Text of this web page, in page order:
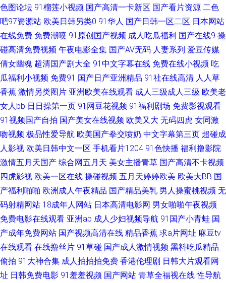
丝袜AV电影 成人av福利 欧美洲三极 亚洲妞妞综合网 国产高清av 日屄视频国
产 亚洲第一az WWW85播播 国产传媒不卡 狼友激情综合国产 超碰九色91
频 视频三级久久 在线看免费91 欧美色网螥螥 99拍99视频 久久肏你 人人操
人 亚洲成人一二三 超碰快爱 黄色91大片 天堂Av网导航 91视频在线观看 成
人自拍视频网站 午夜狼友AV 豆花97精品 日本色资源 精品亚洲第一夜 午夜剧
场av 91色情影院 岛国精品资源网站 久久草莓在线观看 国产A√ 91韩国黄色
网页 国内自拍视频95 日本Aⅴ网站 俺去也资源站 欧美变态另类在线 偷拍第二
页 91鲁视频 大香蕉九九 九一人人干 日本午夜福利影院 激情四射影院 中文
国产 国产乱子伦精品 少妇性爱av片 最新福利视频导航 肏屄剧场 后入少妇 人
妻美少妇 91传媒学生妹 美女抠逼视频 91国产首业 超碰最新导航 日韩第1页
色图论坛 91榴莲小视频 国产高清一卡新区 国产看片资源 二色
吧97资源站 欧美日韩另类0 91华人 国产日韩一区二区 日本网站
在线免费 免费潮喷 91原创国产视频 成人吃瓜福利 国产在线9 操
碰高清免费视频 午夜电影全集 国产AV无码 人妻系列 爱豆传媒
倩女幽魂 超清国产剧大全 91中文字幕在线 免费在线小视频 吃
瓜福利小视频 免费91 国产日产亚洲精品 91社在线高清 人人草
香蕉 激情另类图片 亚洲欧美在线观看 成人三级成人三级 欧美老
女人bb 日日操第一页 91网豆花视频 91福利剧场 免费影视观看
91视频国产自拍 国产美女在线视频 欧美又大 无码四虎 女同激
吻视频 极品性爱导航 欧美国产拳交喷奶 中文字幕第三页 超碰成
人影视 欧美日韩中文一区 手机看片1204 91色快播 福利撸影院
激情五月天国产 综合网五月天 美女主播青草 国产高清不卡视频
四虎影视 欧美一区在线 操碰视频 五月天婷婷欧美 欧美大BB 国
产福利啪啪 欧洲成人午夜精品 国产精品美乳 男人操蜜桃视频 无
码射精网站 18成年人网站 日本高清电影网 男女啪啪午夜视频
免费电影在线观看 亚洲ab 成人少妇视频导航 91国产小青蛙 国
产成年免费网站 国产视频高清在线 精品香蕉 求a片网址 麻豆tv
在线观看 在线撸丝片 91草碰 国产成人激情视频 黑料吃瓜精品
偷拍 91大神合集 成人拍拍拍免费 香港伦理剧 日韩大片观看网
址 日韩免费电影 91羞羞视频 国产网站 青草全福视在线 性导航